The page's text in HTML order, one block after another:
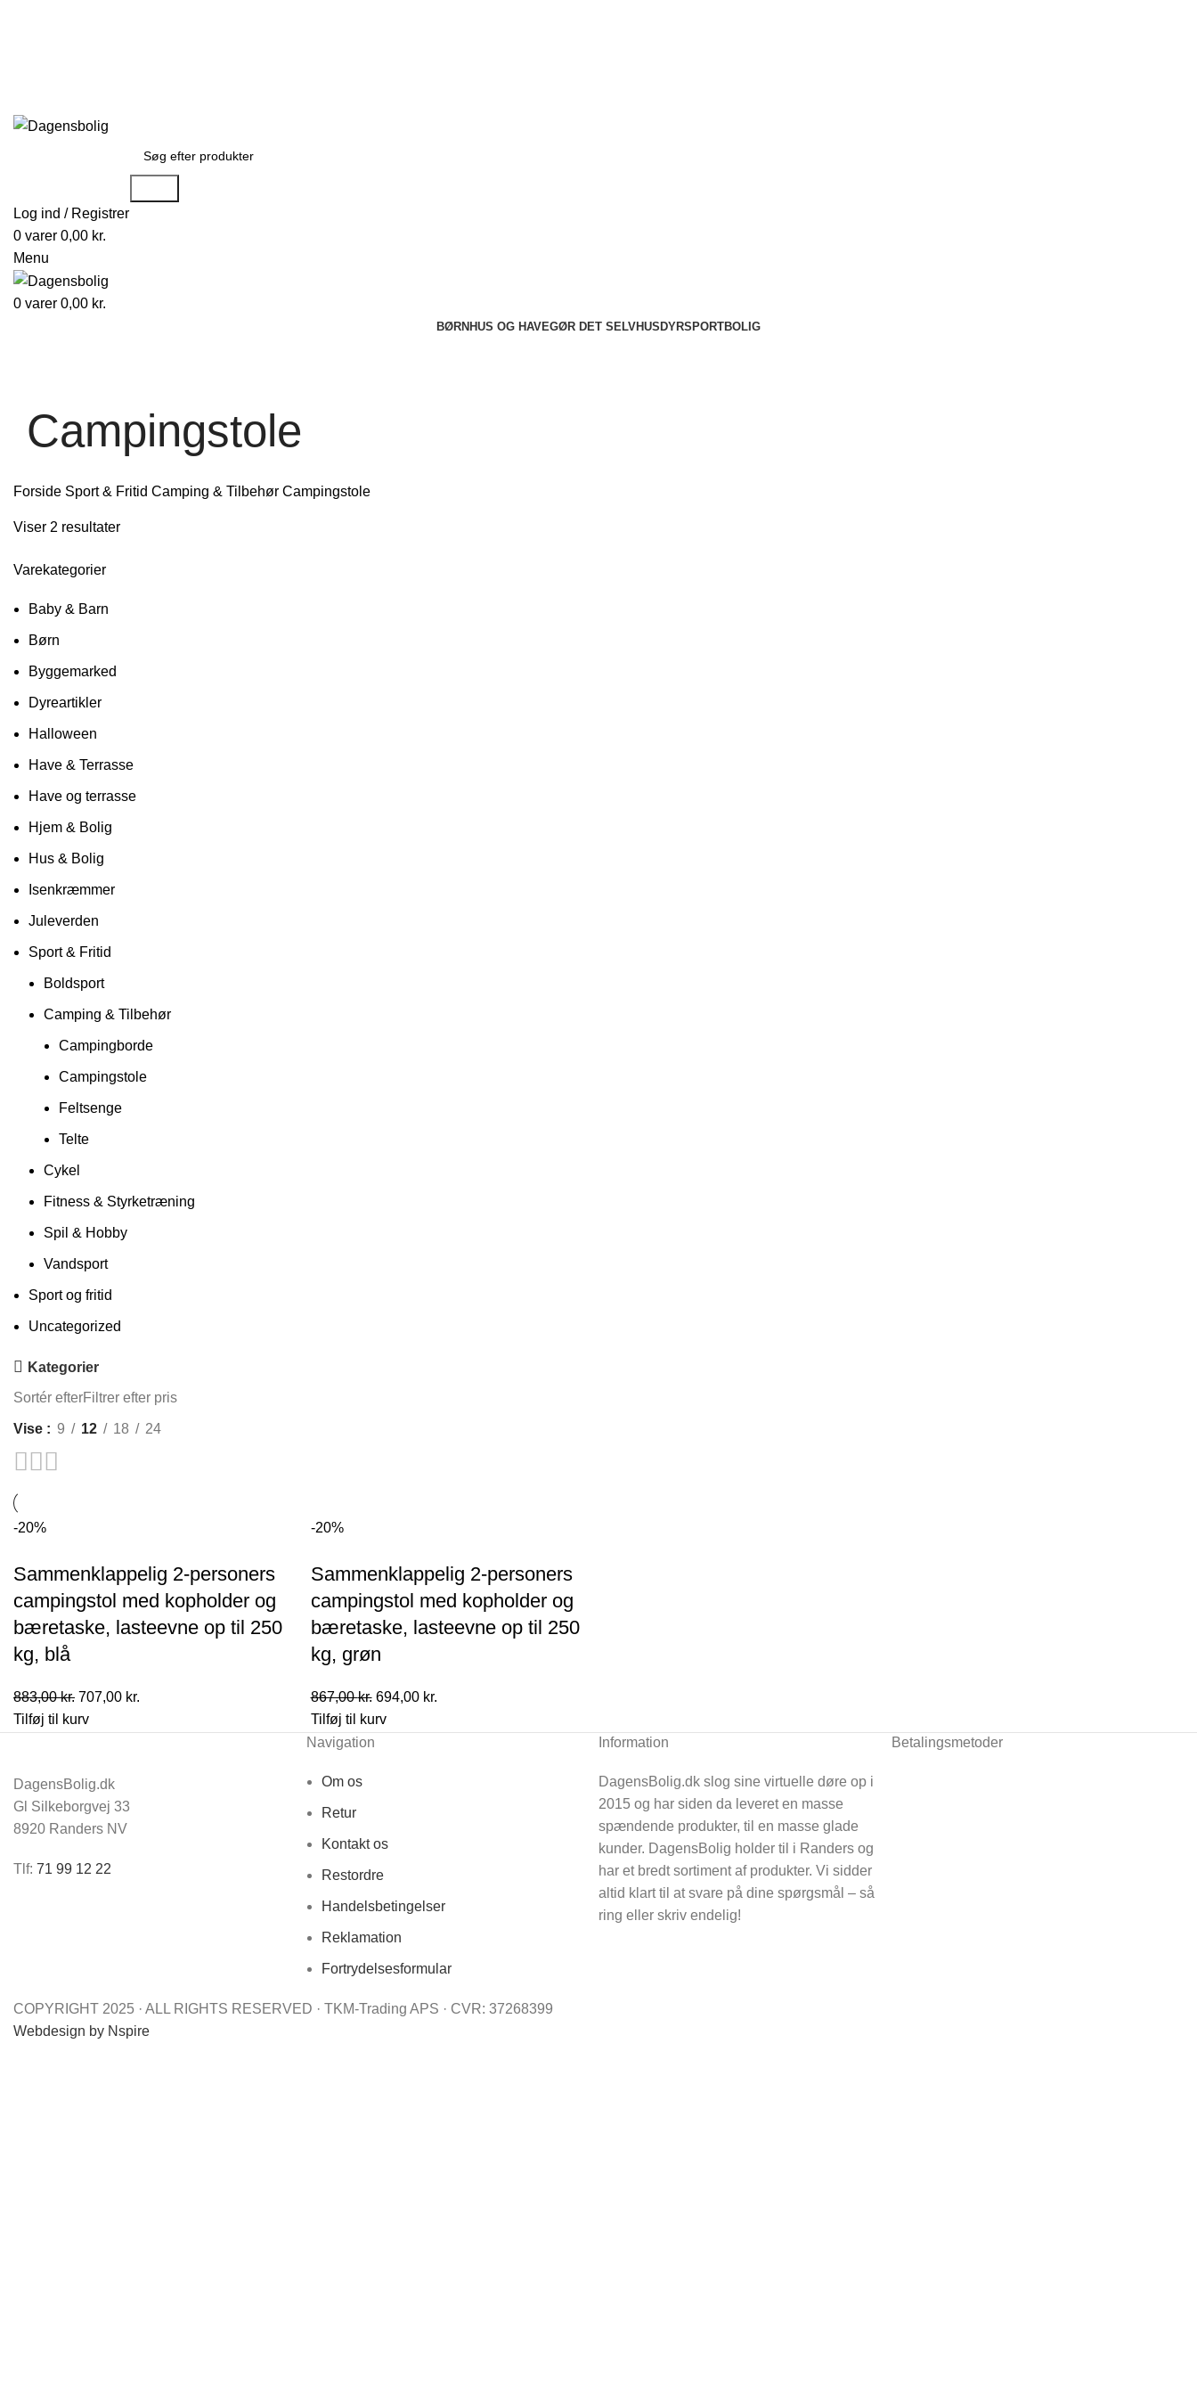
Log ind / Registrer
0 varer 0,00 kr.
Menu
0 varer 0,00 kr.
BØRN HUS OG HAVEGØR DET SELVHUSDYRSPORTBOLIG
Campingstole
Forside Sport & Fritid Camping & Tilbehør Campingstole
Viser 2 resultater
Varekategorier
Baby & Barn
Børn
Byggemarked
Dyreartikler
Halloween
Have & Terrasse
Have og terrasse
Hjem & Bolig
Hus & Bolig
Isenkræmmer
Juleverden
Sport & Fritid
Boldsport
Camping & Tilbehør
Campingborde
Campingstole
Feltsenge
Telte
Cykel
Fitness & Styrketræning
Spil & Hobby
Vandsport
Sport og fritid
Uncategorized
Kategorier
Sortér efterFiltrer efter pris
Vise 9 12 18 24
-20%
Sammenklappelig 2-personers
campingstol med kopholder og
bæretaske, lasteevne op til 250
kg, blå
883,00kr. Den
oprindelige
883,00 kr..
707,00 kr.
Tilføj til kurv
-20%
Sammenklappelig 2-personers
campingstol med kopholder og
bæretaske, lasteevne op til 250
kg, grøn
867,00kr. Den
oprindelige
694,00 kr.
Tilføj til kurv
DagensBolig.dk
Gl Silkeborgvej 33
8920 Randers NV
Tlf: 71 99 12 22
Navigation
Om os
Retur
Kontakt os
Restordre
Handelsbetingelser
Reklamation
Fortrydelsesformular
Information
DagensBolig.dk slog sine virtuelle døre op i
2015 og har siden da leveret en masse
spændende produkter, til en masse glade
kunder. DagensBolig holder til i Randers og
har et bredt sortiment af produkter. Vi sidder
altid klart til at svare på dine spørgsmål – så
ring eller skriv endelig!
Betalingsmetoder
COPYRIGHT 2025 · ALL RIGHTS RESERVED · TKM-Trading APS · CVR: 37268399
Webdesign by Nspire